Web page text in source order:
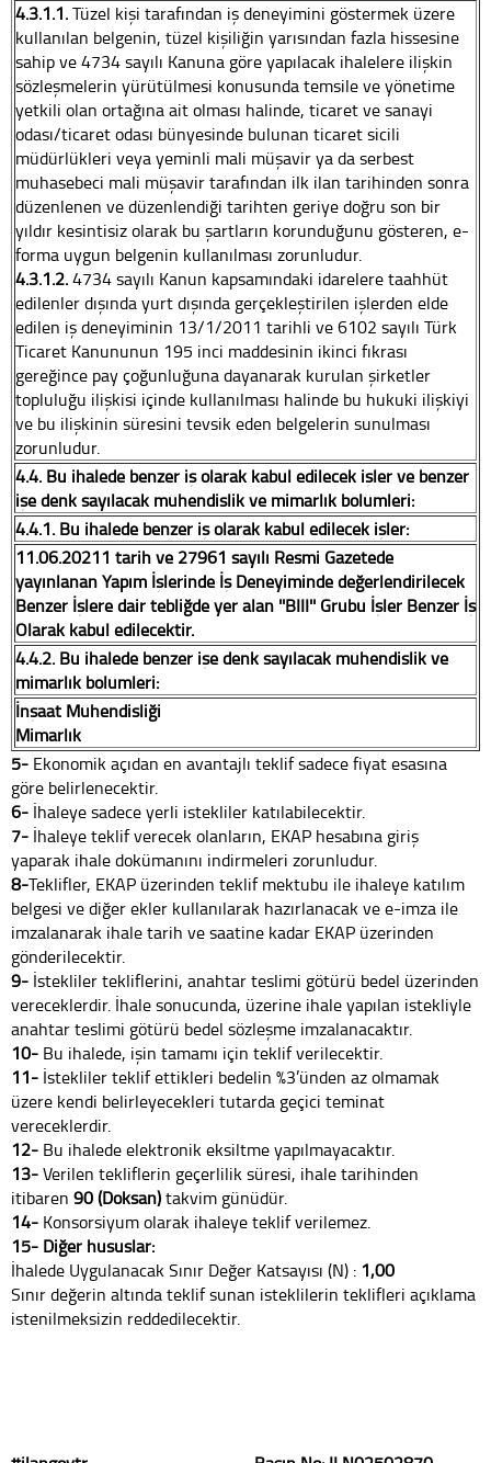
4.3.1.1.Tüzel kişi tarafından iş deneyimini göstermek üzere
kullanılan belgenin, tüzel kişiliğin yarısından fazla hissesine
sahip ve 4734 sayılı Kanuna göre yapılacak ihalelere ilişkin
sözleşmelerin yürütülmesi konusunda temsile ve yönetime
yetkili olan ortağına ait olması halinde, ticaret ve sanayi
odası/ticaret odası bünyesinde bulunan ticaret sicili
müdürlükleri veya yeminli mali müşavir ya da serbest
muhasebeci mali müşavir tarafından ilk ilan tarihinden sonra
düzenlenen ve düzenlendiği tarihten geriye doğru son bir
yıldır kesintisiz olarak bu şartların korunduğunu gösteren, e-
forma uygun belgenin kullanılması zorunludur.
4.3.1.2.4734 sayılı Kanun kapsamındaki idarelere taahhüt
edilenler dışında yurt dışında gerçekleştirilen işlerden elde
edilen iş deneyiminin 13/1/2011 tarihli ve 6102 sayılı Türk
Ticaret Kanununun 195 inci maddesinin ikinci fıkrası
gereğince pay çoğunluğuna dayanarak kurulan şirketler
topluluğu ilişkisi içinde kullanılması halinde bu hukuki ilişkiyi
ve bu ilişkinin süresini tevsik eden belgelerin sunulması
zorunludur.
4.4. Bu ihalede benzer iş olarak kabul edilecek işler ve benzer
işe denk sayılacak mühendislik ve mimarlık bölümleri:
4.4.1. Bu ihalede benzer iş olarak kabul edilecek işler:
11.06.20211 tarih ve 27961 sayılı Resmi Gazetede
yayınlanan Yapım İşlerinde İş Deneyiminde değerlendirilecek
Benzer İşlere dair tebliğde yer alan ''BIII'' Grubu İşler Benzer İş
Olarak kabul edilecektir.
4.4.2. Bu ihalede benzer işe denk sayılacak mühendislik ve
mimarlık bölümleri:
İnşaat Mühendisliği
Mimarlık
5- Ekonomik açıdan en avantajlı teklif sadece fiyat esasına
göre belirlenecektir.
6- İhaleye sadece yerli istekliler katılabilecektir.
7- İhaleye teklif verecek olanların, EKAP hesabına giriş
yaparak ihale dokümanını indirmeleri zorunludur.
8-Teklifler, EKAP üzerinden teklif mektubu ile ihaleye katılım
belgesi ve diğer ekler kullanılarak hazırlanacak ve e-imza ile
imzalanarak ihale tarih ve saatine kadar EKAP üzerinden
gönderilecektir.
9- İstekliler tekliflerini, anahtar teslimi götürü bedel üzerinden
vereceklerdir. İhale sonucunda, üzerine ihale yapılan istekliyle
anahtar teslimi götürü bedel sözleşme imzalanacaktır.
10- Bu ihalede, işin tamamı için teklif verilecektir.
11- İstekliler teklif ettikleri bedelin %3’ünden az olmamak
üzere kendi belirleyecekleri tutarda geçici teminat
vereceklerdir.
12- Bu ihalede elektronik eksiltme yapılmayacaktır.
13-Verilen tekliflerin geçerlilik süresi, ihale tarihinden
itibaren 90 (Doksan)takvim günüdür.
14- Konsorsiyum olarak ihaleye teklif verilemez.
15- Diğer hususlar:
İhalede Uygulanacak Sınır Değer Katsayısı (N) : 1,00
Sınır değerin altında teklif sunan isteklilerin teklifleri açıklama
istenilmeksizin reddedilecektir.